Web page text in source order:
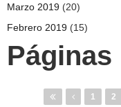
Marzo 2019 (20)
Febrero 2019 (15)
Páginas
1 2